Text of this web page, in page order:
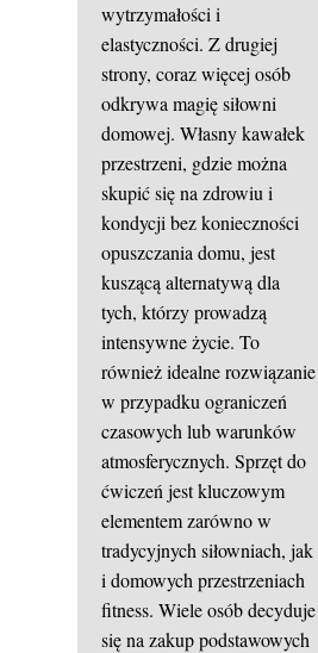
wytrzymałości i
elastyczności. Z drugiej
strony, coraz więcej osób
odkrywa magię siłowni
domowej. Własny kawałek
przestrzeni, gdzie można
skupić się na zdrowiu i
kondycji bez konieczności
opuszczania domu, jest
kuszącą alternatywą dla
tych, którzy prowadzą
intensywne życie. To
również idealne rozwiązanie
w przypadku ograniczeń
czasowych lub warunków
atmosferycznych. Sprzęt do
ćwiczeń jest kluczowym
elementem zarówno w
tradycyjnych siłowniach, jak
i domowych przestrzeniach
fitness. Wiele osób decyduje
się na zakup podstawowych